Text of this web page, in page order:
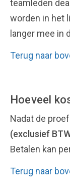
teamleden
worden in het
langer mee in
Terug naar
Hoeveel
Nadat de
(exclusief
Betalen kan
Terug naar